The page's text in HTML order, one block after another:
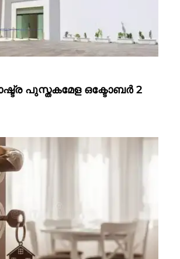
പുസ്തകമേള ഒക്ടോബർ 2